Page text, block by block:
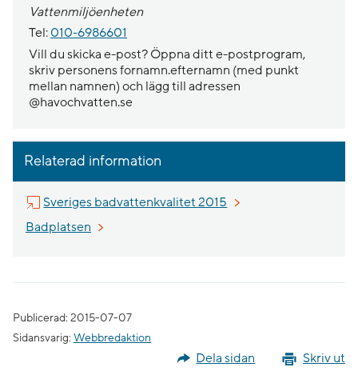
Vattenmiljöenheten
Tel: 010-6986601
Vill du skicka e-post? Öppna ditt e-postprogram,
skriv personens fornamn.efternamn (med punkt
mellan namnen) och lägg till adressen
@havochvatten.se
Relaterad information
Sveriges badvattenkvalitet 2015 Länk till annan
Badplatsen
Publicerad: 2015-07-07
Sidansvarig: Webbredaktion
Skriv ut
Dela sidan